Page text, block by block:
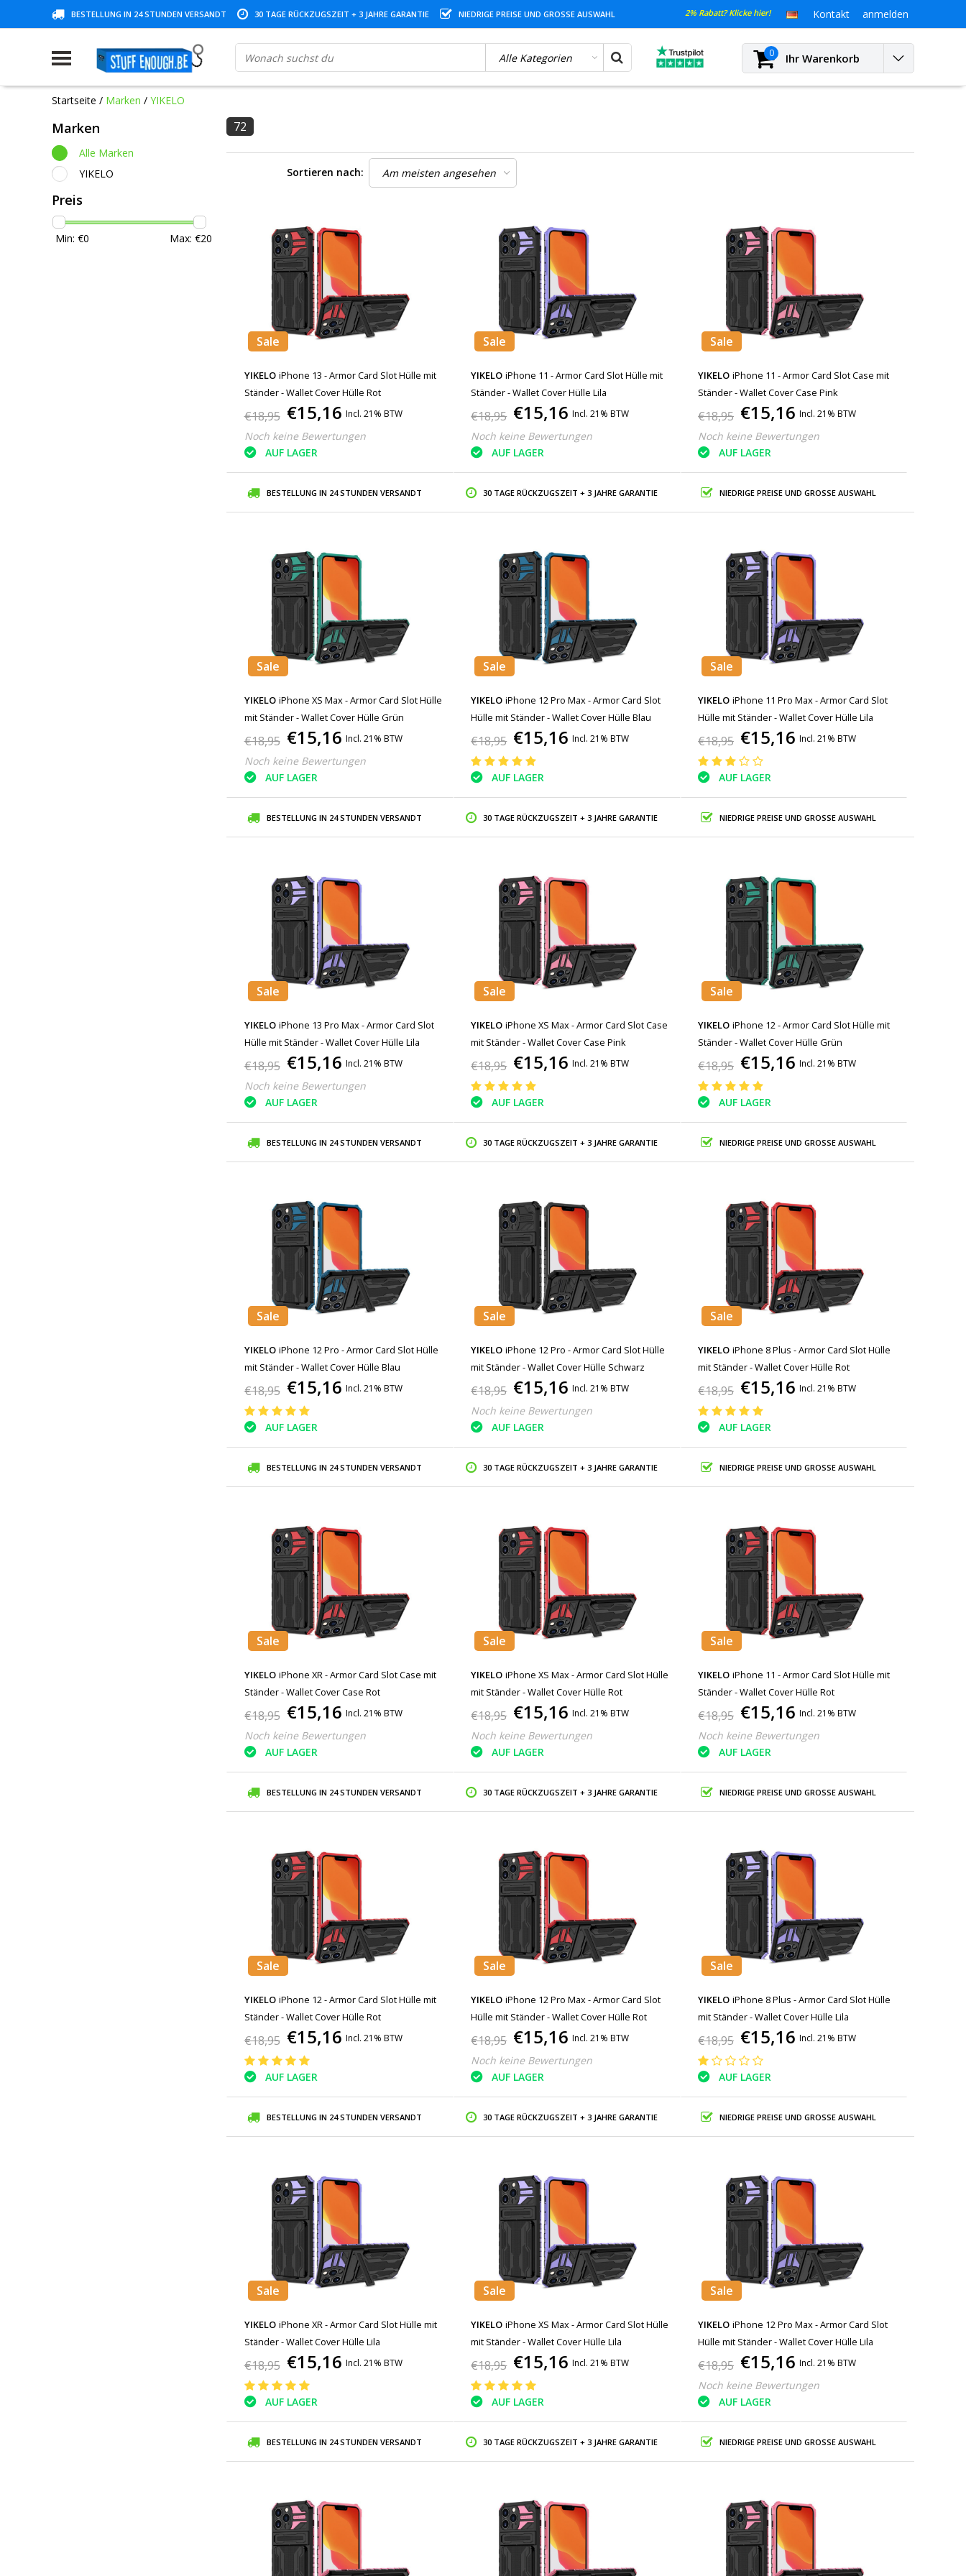
BESTELLUNG IN 24 STUNDEN VERSANDT 30 TAGE RÜCKZUGSZEIT + 3 JAHRE GARANTIE NIEDRIGE PREISE UND GROSSE AUSWAHL 2% Rabatt? Klicke hier! Kontakt anmelden
0 Ihr Warenkorb
Startseite / Marken / YIKELO
Marken
Alle Marken
YIKELO
Preis
Min: €0 Max: €20
72
Sortieren nach:
Sale
YIKELO iPhone 13 - Armor Card Slot Hülle mit
Ständer - Wallet Cover Hülle Rot
€18,95 €15,16 Incl. 21% BTW
Noch keine Bewertungen
AUF LAGER
Sale
YIKELO iPhone 11 - Armor Card Slot Hülle mit
Ständer - Wallet Cover Hülle Lila
€18,95 €15,16 Incl. 21% BTW
Noch keine Bewertungen
AUF LAGER
Sale
YIKELO iPhone 11 - Armor Card Slot Case mit
Ständer - Wallet Cover Case Pink
€18,95 €15,16 Incl. 21% BTW
Noch keine Bewertungen
AUF LAGER
BESTELLUNG IN 24 STUNDEN VERSANDT 30 TAGE RÜCKZUGSZEIT + 3 JAHRE GARANTIE NIEDRIGE PREISE UND GROSSE AUSWAHL
Sale
YIKELO iPhone XS Max - Armor Card Slot Hülle
mit Ständer - Wallet Cover Hülle Grün
€18,95 €15,16 Incl. 21% BTW
Noch keine Bewertungen
AUF LAGER
Sale
YIKELO iPhone 12 Pro Max - Armor Card Slot
Hülle mit Ständer - Wallet Cover Hülle Blau
€18,95 €15,16 Incl. 21% BTW
AUF LAGER
Sale
YIKELO iPhone 11 Pro Max - Armor Card Slot
Hülle mit Ständer - Wallet Cover Hülle Lila
€18,95 €15,16 Incl. 21% BTW
AUF LAGER
BESTELLUNG IN 24 STUNDEN VERSANDT 30 TAGE RÜCKZUGSZEIT + 3 JAHRE GARANTIE NIEDRIGE PREISE UND GROSSE AUSWAHL
Sale
YIKELO iPhone 13 Pro Max - Armor Card Slot
Hülle mit Ständer - Wallet Cover Hülle Lila
€18,95 €15,16 Incl. 21% BTW
Noch keine Bewertungen
AUF LAGER
Sale
YIKELO iPhone XS Max - Armor Card Slot Case
mit Ständer - Wallet Cover Case Pink
€18,95 €15,16 Incl. 21% BTW
AUF LAGER
Sale
YIKELO iPhone 12 - Armor Card Slot Hülle mit
Ständer - Wallet Cover Hülle Grün
€18,95 €15,16 Incl. 21% BTW
AUF LAGER
BESTELLUNG IN 24 STUNDEN VERSANDT 30 TAGE RÜCKZUGSZEIT + 3 JAHRE GARANTIE NIEDRIGE PREISE UND GROSSE AUSWAHL
Sale
YIKELO iPhone 12 Pro - Armor Card Slot Hülle
mit Ständer - Wallet Cover Hülle Blau
€18,95 €15,16 Incl. 21% BTW
AUF LAGER
Sale
YIKELO iPhone 12 Pro - Armor Card Slot Hülle
mit Ständer - Wallet Cover Hülle Schwarz
€18,95 €15,16 Incl. 21% BTW
Noch keine Bewertungen
AUF LAGER
Sale
YIKELO iPhone 8 Plus - Armor Card Slot Hülle
mit Ständer - Wallet Cover Hülle Rot
€18,95 €15,16 Incl. 21% BTW
AUF LAGER
BESTELLUNG IN 24 STUNDEN VERSANDT 30 TAGE RÜCKZUGSZEIT + 3 JAHRE GARANTIE NIEDRIGE PREISE UND GROSSE AUSWAHL
Sale
YIKELO iPhone XR - Armor Card Slot Case mit
Ständer - Wallet Cover Case Rot
€18,95 €15,16 Incl. 21% BTW
Noch keine Bewertungen
AUF LAGER
Sale
YIKELO iPhone XS Max - Armor Card Slot Hülle
mit Ständer - Wallet Cover Hülle Rot
€18,95 €15,16 Incl. 21% BTW
Noch keine Bewertungen
AUF LAGER
Sale
YIKELO iPhone 11 - Armor Card Slot Hülle mit
Ständer - Wallet Cover Hülle Rot
€18,95 €15,16 Incl. 21% BTW
Noch keine Bewertungen
AUF LAGER
BESTELLUNG IN 24 STUNDEN VERSANDT 30 TAGE RÜCKZUGSZEIT + 3 JAHRE GARANTIE NIEDRIGE PREISE UND GROSSE AUSWAHL
Sale
YIKELO iPhone 12 - Armor Card Slot Hülle mit
Ständer - Wallet Cover Hülle Rot
€18,95 €15,16 Incl. 21% BTW
AUF LAGER
Sale
YIKELO iPhone 12 Pro Max - Armor Card Slot
Hülle mit Ständer - Wallet Cover Hülle Rot
€18,95 €15,16 Incl. 21% BTW
Noch keine Bewertungen
AUF LAGER
Sale
YIKELO iPhone 8 Plus - Armor Card Slot Hülle
mit Ständer - Wallet Cover Hülle Lila
€18,95 €15,16 Incl. 21% BTW
AUF LAGER
BESTELLUNG IN 24 STUNDEN VERSANDT 30 TAGE RÜCKZUGSZEIT + 3 JAHRE GARANTIE NIEDRIGE PREISE UND GROSSE AUSWAHL
Sale
YIKELO iPhone XR - Armor Card Slot Hülle mit
Ständer - Wallet Cover Hülle Lila
€18,95 €15,16 Incl. 21% BTW
AUF LAGER
Sale
YIKELO iPhone XS Max - Armor Card Slot Hülle
mit Ständer - Wallet Cover Hülle Lila
€18,95 €15,16 Incl. 21% BTW
AUF LAGER
Sale
YIKELO iPhone 12 Pro Max - Armor Card Slot
Hülle mit Ständer - Wallet Cover Hülle Lila
€18,95 €15,16 Incl. 21% BTW
Noch keine Bewertungen
AUF LAGER
BESTELLUNG IN 24 STUNDEN VERSANDT 30 TAGE RÜCKZUGSZEIT + 3 JAHRE GARANTIE NIEDRIGE PREISE UND GROSSE AUSWAHL